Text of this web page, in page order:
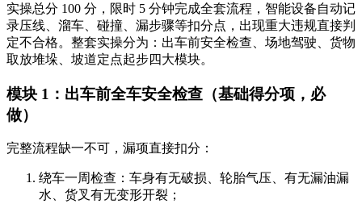
实操总分 100 分，限时 5 分钟完成全套流程，智能设备自动记
录压线、溜车、碰撞、漏步骤等扣分点， 出现重大违规直接判
定不合格。整套实操分为：出车前安全检查、场地驾驶、货物
取放堆垛、坡道定点起步四大模块。
模块 1：出车前全车安全检查（基础得分项，必
做）
完整流程缺一不可，漏项直接扣分：
绕车一周检查：车身有无破损、轮胎气压、有无漏油漏
水、货叉有无变形开裂；